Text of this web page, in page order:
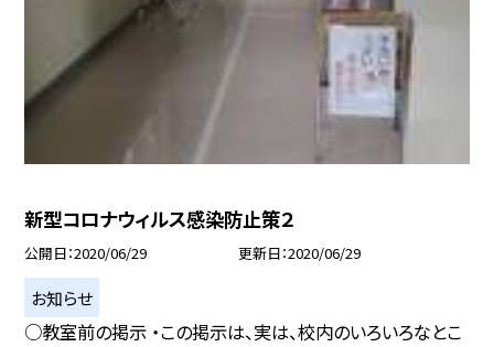
新型コロナウィルス感染防止策２
公開日 2020/06/29 更新日 2020/06/29
お知らせ
○教室前の掲示 ・この掲示は、実は、校内のいろいろなとこ